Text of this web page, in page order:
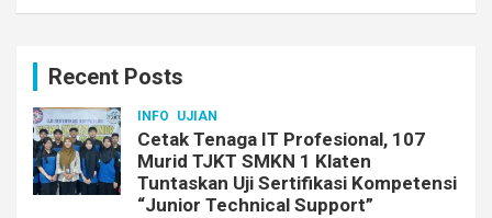
Recent Posts
INFO UJIAN
Cetak Tenaga IT Profesional, 107
Murid TJKT SMKN 1 Klaten
Tuntaskan Uji Sertifikasi Kompetensi
“Junior Technical Support”